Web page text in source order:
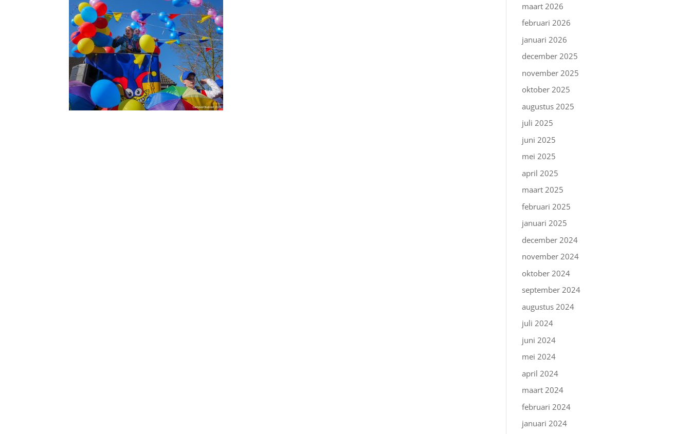
maart 2026
februari 2026
januari 2026
december 2025
november 2025
oktober 2025
augustus 2025
juli 2025
juni 2025
mei 2025
april 2025
maart 2025
februari 2025
januari 2025
december 2024
november 2024
oktober 2024
september 2024
augustus 2024
juli 2024
juni 2024
mei 2024
april 2024
maart 2024
februari 2024
januari 2024